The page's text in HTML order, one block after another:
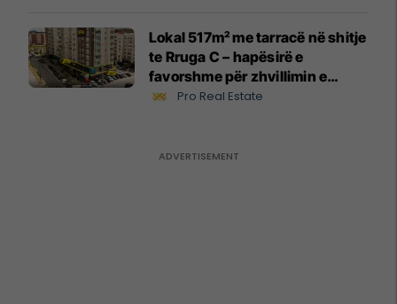
Lokal 517m² me tarracë në shitje
te Rruga C – hapësirë e
favorshme për zhvillimin e
biznesit #15796
Pro Real Estate